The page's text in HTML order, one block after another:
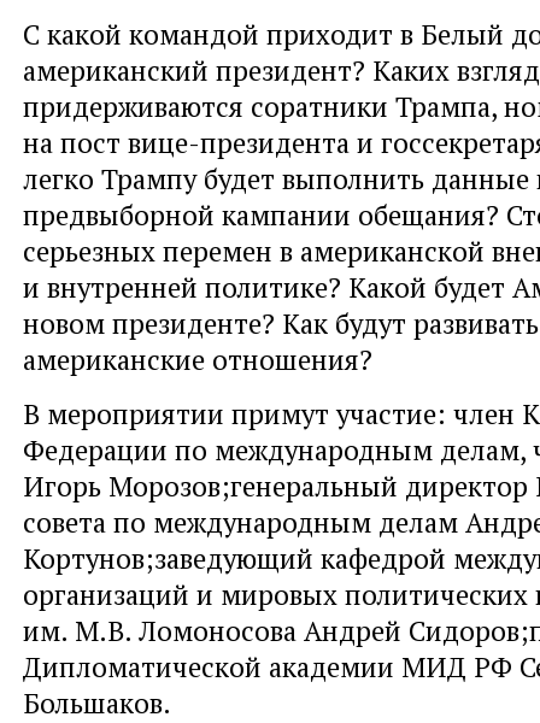
С какой командой приходит в Белый
американский президент? Каких
придерживаются соратники Трампа,
на пост вице-президента и
легко Трампу будет выполнить данные
предвыборной кампании обещания?
серьезных перемен в американской
и внутренней политике? Какой будет
новом президенте? Как будут
американские отношения?
В мероприятии примут участие: член
Федерации по международным
Игорь Морозов;генеральный директор
совета по международным делам
Кортунов;заведующий кафедрой
организаций и мировых
им. М.В. Ломоносова Андрей
Дипломатической академии МИД РФ
Большаков.